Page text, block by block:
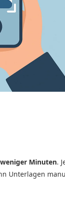
Minuten.
Unterlagen